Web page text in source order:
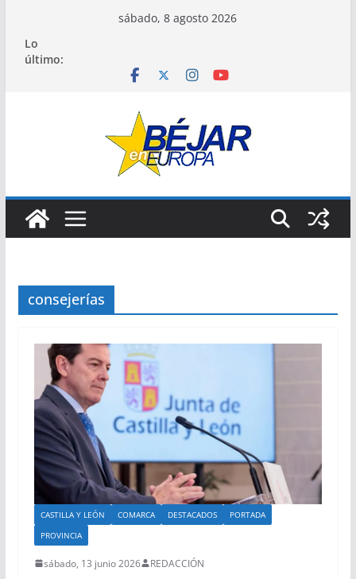
contenido
sábado, 8 agosto 2026
Lo
último:
consejerías
CASTILLA Y LEÓN COMARCA DESTACADOS
PORTADA
PROVINCIA
sábado, 13 junio 2026 REDACCIÓN